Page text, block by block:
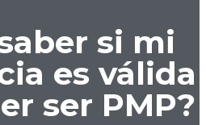
si mi
es válida
ser PMP?